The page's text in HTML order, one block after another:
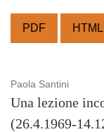
PDF HTML
Paola Santini
Una lezione
(26.4.1969-